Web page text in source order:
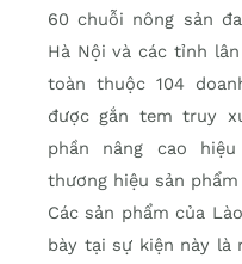
60 chuỗi nông sản
Hà Nội và các tỉnh
toàn thuộc 104
được gắn tem truy
phần nâng cao
thương hiệu sản
Các sản phẩm của
bày tại sự kiện này là